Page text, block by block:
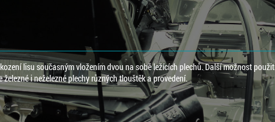
lisu současným vložením dvou na sobě ležících plechů. Další možnost
i neželezné plechy různých tlouštěk a provedení.